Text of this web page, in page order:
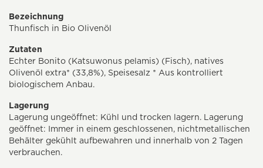
Bezeichnung
Thunfisch in Bio Olivenöl
Zutaten
Echter Bonito (Katsuwonus pelamis) (Fisch), natives
Olivenöl extra* (33,8%), Speisesalz * Aus kontrolliert
biologischem Anbau.
Lagerung
Lagerung ungeöffnet: Kühl und trocken lagern. Lagerung
geöffnet: Immer in einem geschlossenen, nichtmetallischen
Behälter gekühlt aufbewahren und innerhalb von 2 Tagen
verbrauchen.